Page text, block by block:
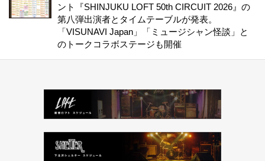
ント『SHINJUKU LOFT 50th CIRCUIT 2026』の
第八弾出演者とタイムテーブルが発表。
「VISUNAVI Japan」「ミュージシャン怪談」と
のトークコラボステージも開催